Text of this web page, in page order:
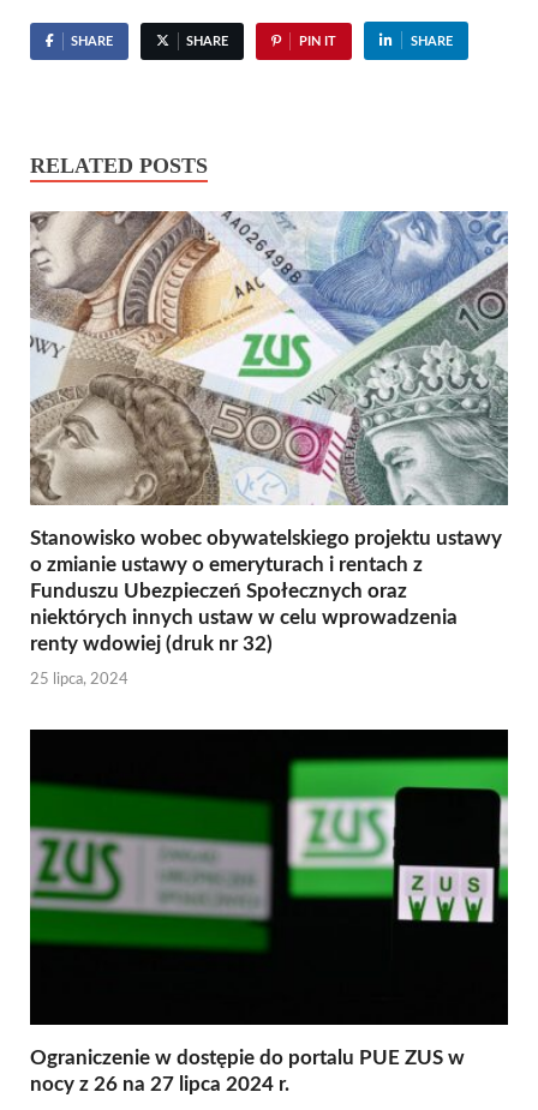
SHARE SHARE PIN IT SHARE
RELATED POSTS
Stanowisko wobec obywatelskiego projektu ustawy
o zmianie ustawy o emeryturach i rentach z
Funduszu Ubezpieczeń Społecznych oraz
niektórych innych ustaw w celu wprowadzenia
renty wdowiej (druk nr 32)
25 lipca, 2024
Ograniczenie w dostępie do portalu PUE ZUS w
nocy z 26 na 27 lipca 2024 r.